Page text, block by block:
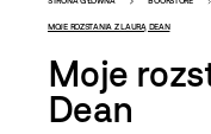
-
szablon
szczegóły
MOJE ROZSTANIA Z LAURĄ DEAN
Moje
Dean